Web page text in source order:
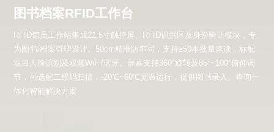
图书档案RFID工作台
RFID馆员工作站集成21.5寸触控屏、RFID识别区及身份验证模块，专
为图书/档案管理设计。50cm精准防串写，支持≥50本批量速读，标配
双目人脸识别及双频WiFi/蓝牙。屏幕支持360°旋转及85°~100°俯仰调
节，可选配二维码扫描，-20℃~60℃宽温运行，提供图书录入、查询一
体化智能解决方案